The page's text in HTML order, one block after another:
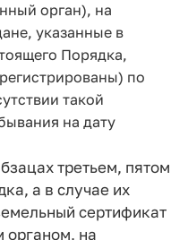
орган), на
указанные в
Порядка,
по
такой
на дату
третьем, пятом
а в случае их
сертификат
органом, на